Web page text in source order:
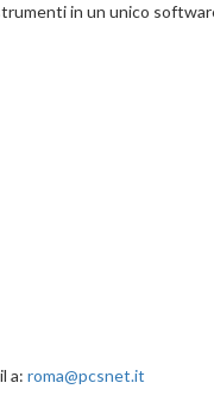
in un unico
a: roma@pcsnet.it